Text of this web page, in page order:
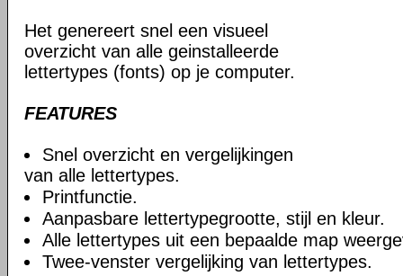
Het genereert snel een visueel
overzicht van alle geinstalleerde
lettertypes (fonts) op je computer.
FEATURES
Snel overzicht en vergelijkingen
van alle lettertypes.
Printfunctie.
Aanpasbare lettertypegrootte, stijl en kleur.
Alle lettertypes uit een bepaalde map
Twee-venster vergelijking van lettertypes.